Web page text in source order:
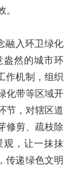
入环卫绿化
盎然的城市环
作机制，组织
化带等区域开
节，对辖区道
修剪、疏枝除
观，让一抹抹
传递绿色文明